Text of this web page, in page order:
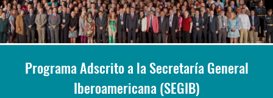
Previous Next
Programa Adscrito a la Secretaría General
Iberoamericana (SEGIB)